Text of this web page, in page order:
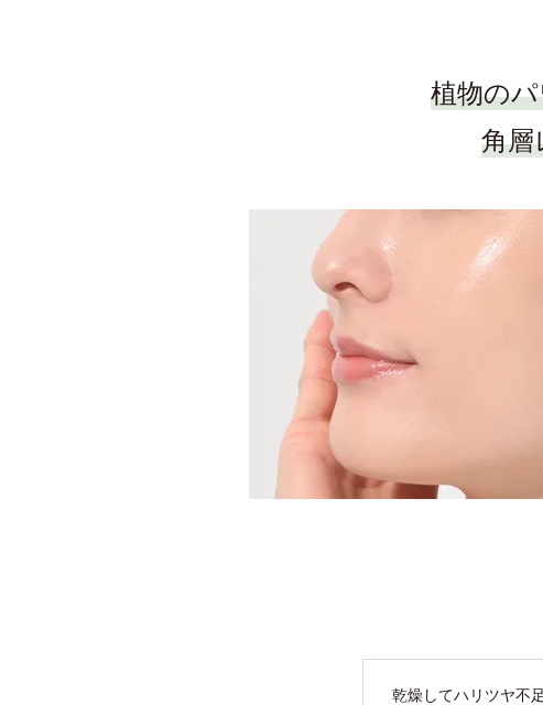
植物の
角
乾燥してハリツヤ不